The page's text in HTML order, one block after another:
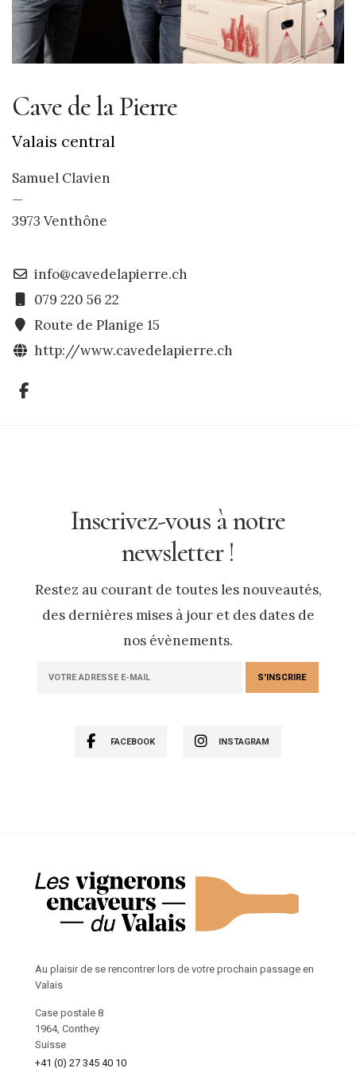
Cave de la Pierre
Valais central
Samuel Clavien
—
3973 Venthône
info@cavedelapierre.ch
079 220 56 22
Route de Planige 15
http://www.cavedelapierre.ch
Inscrivez-vous à notre
newsletter !
Restez au courant de toutes les nouveautés,
des dernières mises à jour et des dates de
nos évènements.
FACEBOOK INSTAGRAM
Au plaisir de se rencontrer lors de votre prochain passage en
Valais
Case postale 8
1964, Conthey
Suisse
+41 (0) 27 345 40 10